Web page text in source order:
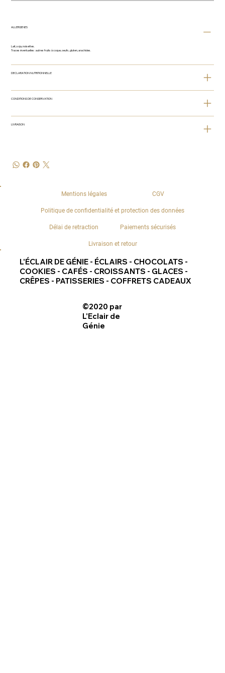
ALLERGENES
Lait, soja, noisettes.
Traces éventuelles : autres fruits à coque, oeufs, gluten, arachides.
DECLARATION NUTRITIONNELLE
CONDITIONS DE CONSERVATION
LIVRAISON
Mentions légales CGV
Politique de confidentialité et protection des données
Délai de retraction Paiements sécurisés
Livraison et retour
L'ÉCLAIR DE GÉNIE - ÉCLAIRS - CHOCOLATS -
COOKIES - CAFÉS - CROISSANTS - GLACES -
CRÊPES - PATISSERIES - COFFRETS CADEAUX
©2020 par
L'Eclair de
Génie